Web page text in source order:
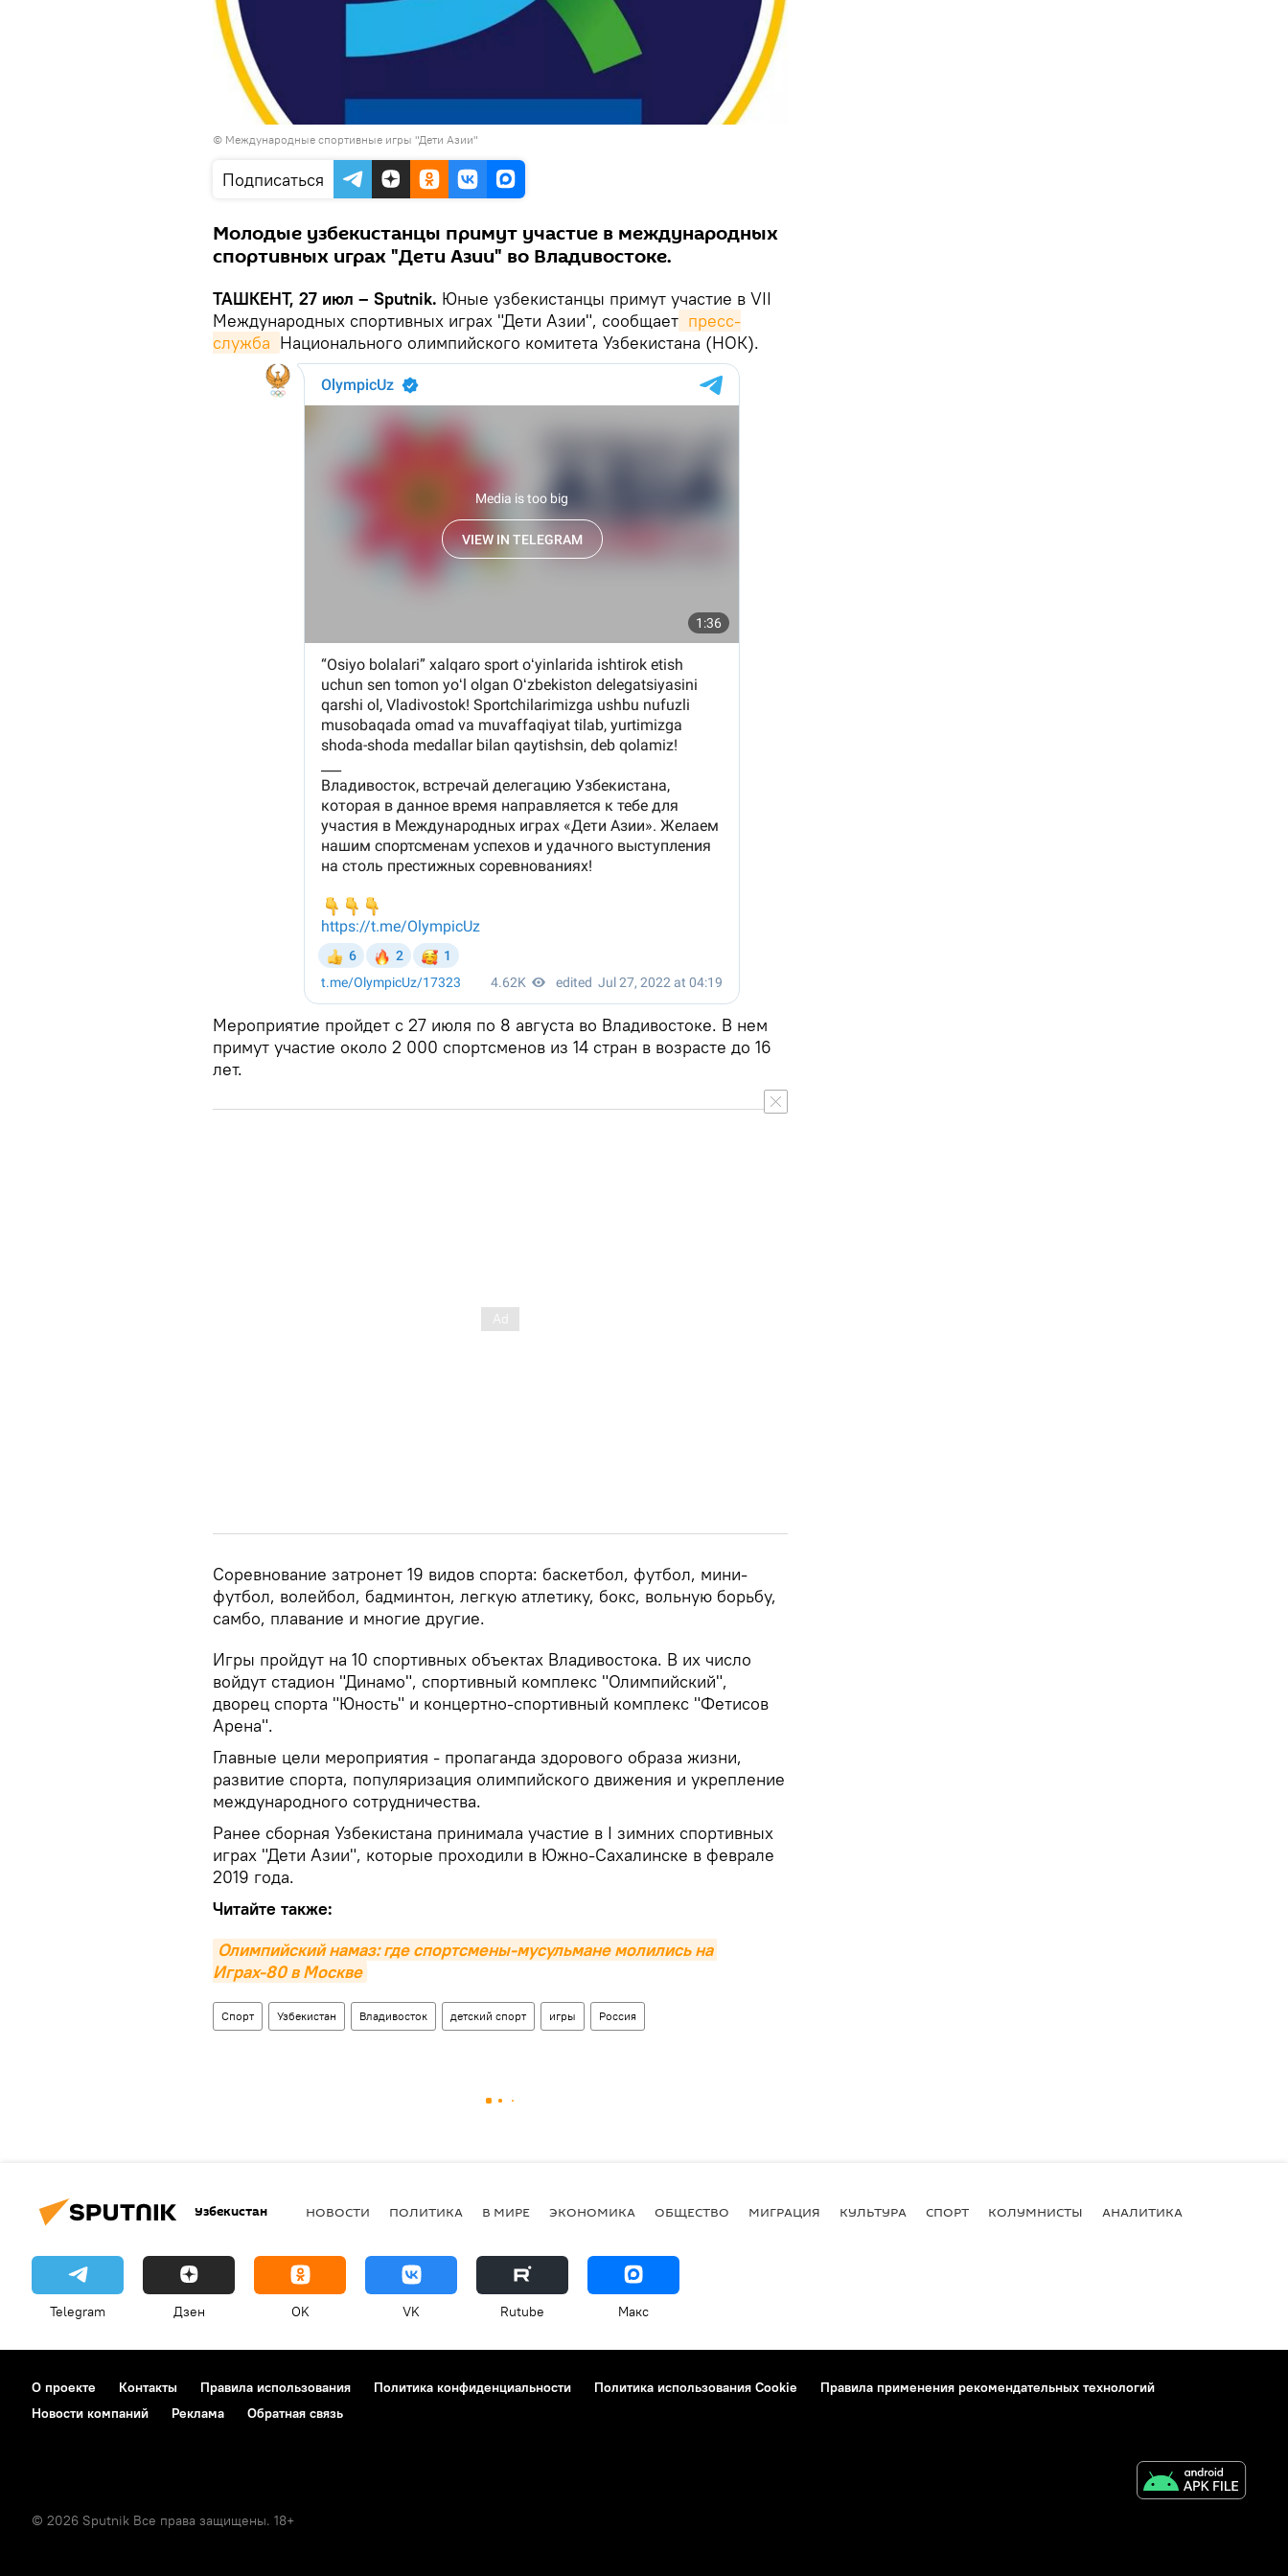
© Международные спортивные игры "Дети Азии"
Подписаться
Молодые узбекистанцы примут участие в международных
спортивных играх "Дети Азии" во Владивостоке.
ТАШКЕНТ, 27 июл – Sputnik. Юные узбекистанцы примут участие в VII
Международных спортивных играх "Дети Азии", сообщает пресс-
служба Национального олимпийского комитета Узбекистана (НОК).
Мероприятие пройдет с 27 июля по 8 августа во Владивостоке. В нем
примут участие около 2 000 спортсменов из 14 стран в возрасте до 16
лет.
Соревнование затронет 19 видов спорта: баскетбол, футбол, мини-
футбол, волейбол, бадминтон, легкую атлетику, бокс, вольную борьбу,
самбо, плавание и многие другие.
Игры пройдут на 10 спортивных объектах Владивостока. В их число
войдут стадион "Динамо", спортивный комплекс "Олимпийский",
дворец спорта "Юность" и концертно-спортивный комплекс "Фетисов
Арена".
Главные цели мероприятия - пропаганда здорового образа жизни,
развитие спорта, популяризация олимпийского движения и укрепление
международного сотрудничества.
Ранее сборная Узбекистана принимала участие в I зимних спортивных
играх "Дети Азии", которые проходили в Южно-Сахалинске в феврале
2019 года.
Читайте также:
Олимпийский намаз: где спортсмены-мусульмане молились на
Играх-80 в Москве
Спорт Узбекистан Владивосток детский спорт игры Россия
Узбекистан НОВОСТИ ПОЛИТИКА В МИРЕ ЭКОНОМИКА ОБЩЕСТВО МИГРАЦИЯ КУЛЬТУРА СПОРТ КОЛУМНИСТЫ АНАЛИТИКА
Telegram Дзен OK VK Rutube Макс
О проекте Контакты Правила использования Политика конфиденциальности Политика использования Cookie
Правила применения рекомендательных технологий
Новости компаний
Реклама Обратная связь
© 2026 Sputnik Все права защищены. 18+